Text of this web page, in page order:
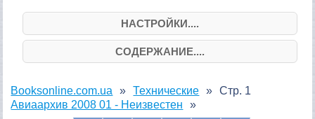
НАСТРОЙКИ....
СОДЕРЖАНИЕ....
Booksonline.com.ua
Технические
Авиаархив 2008 01 - Неизвестен
Стр. 1